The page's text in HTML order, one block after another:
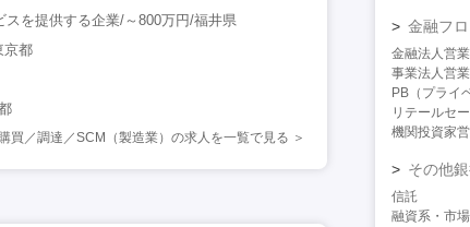
スを提供する企業/～800万円/福井県
京都
買／調達／SCM（製造業）の求人を一覧で見る
金融フロ
金融法人営業
事業法人営業
PB（プライ
リテールセ
機関投資家
その他
信託
融資系・市